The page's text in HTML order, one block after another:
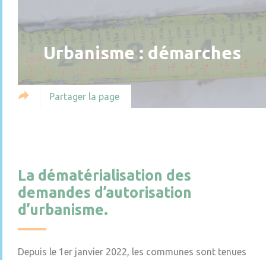
Urbanisme : démarches
Partager la page
La dématérialisation des
demandes d’autorisation
d’urbanisme.
Depuis le 1er janvier 2022, les communes sont tenues